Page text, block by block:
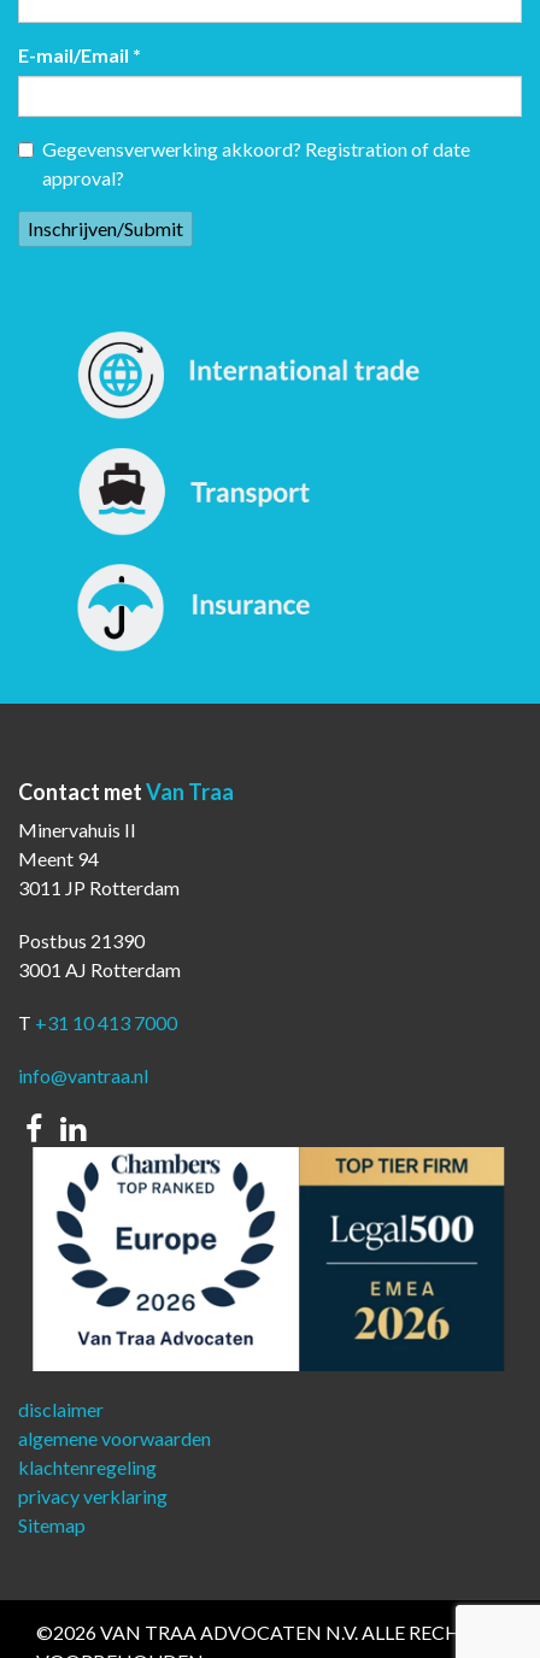
E-mail/Email *
Gegevensverwerking akkoord? Registration of date
approval?
Contact metVan Traa
Minervahuis II
Meent 94
3011 JP Rotterdam
Postbus 21390
3001 AJ Rotterdam
T +31 10 413 7000
info@vantraa.nl
Facebook
Linkedin
disclaimer
algemene voorwaarden
klachtenregeling
privacy verklaring
Sitemap
©2026 VAN TRAA ADVOCATEN N.V. ALLE RECHTEN